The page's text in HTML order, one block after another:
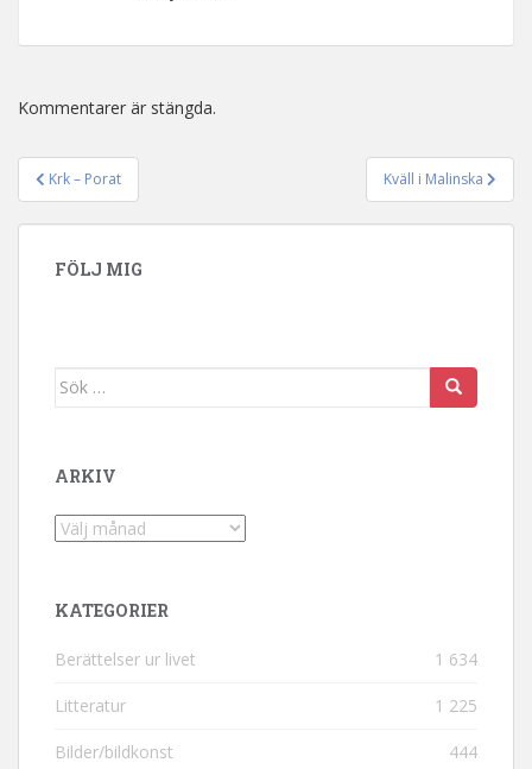
Kommentarer är stängda.
Inläggsnavigering
Krk – Porat Kväll i Malinska
FÖLJ MIG
Sök efter:
ARKIV
Arkiv
KATEGORIER
Berättelser ur livet 1 634
Litteratur 1 225
Bilder/bildkonst 444